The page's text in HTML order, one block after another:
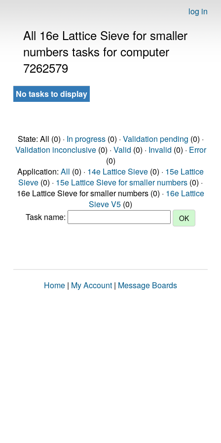
log in
All 16e Lattice Sieve for smaller
numbers tasks for computer
7262579
No tasks to display
State: All (0) · In progress(0) · Validation pending (0) ·
Validation inconclusive(0) · Valid (0) · Invalid (0) · Error
(0)
Application: All (0) · 14e Lattice Sieve (0) · 15e Lattice
Sieve (0) · 15e Lattice Sieve for smaller numbers (0) ·
16e Lattice Sieve for smaller numbers (0) · 16e Lattice
Sieve V5 (0)
Task name:
Home | My Account | Message Boards